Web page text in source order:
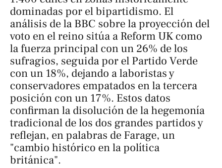
dominadas por el bipartidismo. El
análisis de la BBC sobre la proyección del
voto en el reino sitúa a Reform UK como
la fuerza principal con un 26% de los
sufragios, seguida por el Partido Verde
con un 18%, dejando a laboristas y
conservadores empatados en la tercera
posición con un 17%. Estos datos
confirman la disolución de la hegemonía
tradicional de los dos grandes partidos y
reflejan, en palabras de Farage, un
"cambio histórico en la política
británica".